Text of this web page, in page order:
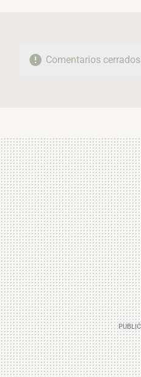
Comentarios cerrados